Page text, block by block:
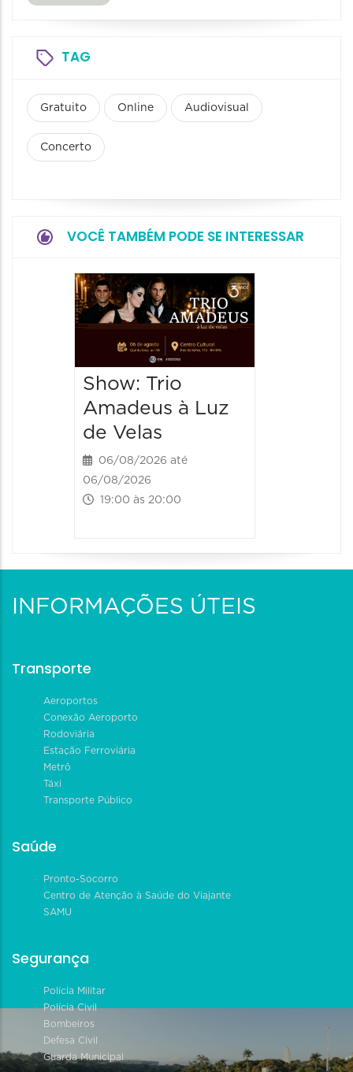
TAG
Gratuito Online Audiovisual
Concerto
VOCÊ TAMBÉM PODE SE INTERESSAR
Show: Trio
Amadeus à Luz
de Velas
06/08/2026 até
06/08/2026
19:00 às 20:00
INFORMAÇÕES ÚTEIS
Transporte
Aeroportos
Conexão Aeroporto
Rodoviária
Estação Ferroviária
Metrô
Táxi
Transporte Público
Saúde
Pronto-Socorro
Centro de Atenção à Saúde do Viajante
SAMU
Segurança
Polícia Militar
Polícia Civil
Bombeiros
Defesa Civil
Guarda Municipal